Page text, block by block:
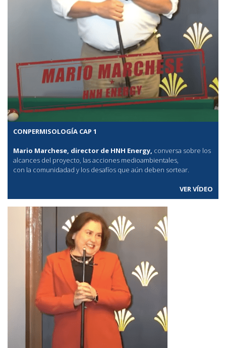
CONPERMISOLOGÍA CAP 1
Mario Marchese, director de HNH Energy, conversa sobre los
alcances del proyecto, las acciones medioambientales,
con la comunidadad y los desafíos que aún deben sortear.
VER VÍDEO